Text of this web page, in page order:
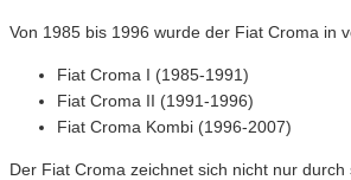
Von 1985 bis 1996 wurde der Fiat Croma in
Fiat Croma I (1985-1991)
Fiat Croma II (1991-1996)
Fiat Croma Kombi (1996-2007)
Der Fiat Croma zeichnet sich nicht nur